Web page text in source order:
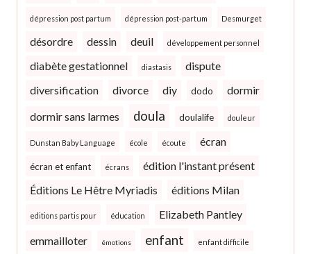
dépression post partum dépression post-partum Desmurget
désordre dessin deuil développement personnel
diabète gestationnel diastasis
dispute
diversification
divorce diy dodo
dormir
dormir sans larmes
doula doulalife douleur
Dunstan Baby Language école écoute écran
écran et enfant écrans
édition l'instant présent
Éditions Le Hêtre Myriadis
éditions Milan
editions partis pour éducation
Elizabeth Pantley
emmailloter
émotions enfant enfant difficile